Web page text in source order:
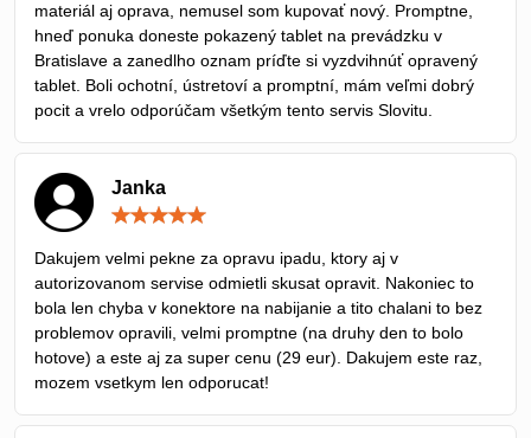
materiál aj oprava, nemusel som kupovať nový. Promptne,
hneď ponuka doneste pokazený tablet na prevádzku v
Bratislave a zanedlho oznam príďte si vyzdvihnúť opravený
tablet. Boli ochotní, ústretoví a promptní, mám veľmi dobrý
pocit a vrelo odporúčam všetkým tento servis Slovitu.
Janka
5
Dakujem velmi pekne za opravu ipadu, ktory aj v
autorizovanom servise odmietli skusat opravit. Nakoniec to
bola len chyba v konektore na nabijanie a tito chalani to bez
problemov opravili, velmi promptne (na druhy den to bolo
hotove) a este aj za super cenu (29 eur). Dakujem este raz,
mozem vsetkym len odporucat!